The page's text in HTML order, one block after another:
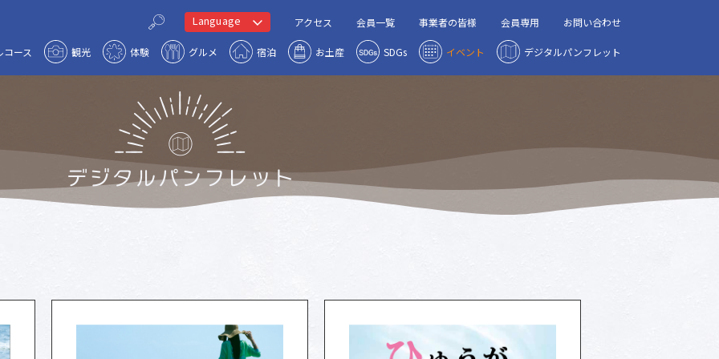
Language アクセス 会員一覧 事業者の皆様 会員専用 お問い合わせ
コース 観光 体験 グルメ 宿泊 お土産 SDGs イベント デジタルパンフレット